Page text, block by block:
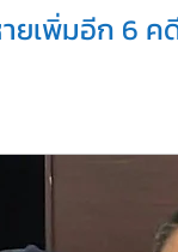
ยเพิ่มอีก 6